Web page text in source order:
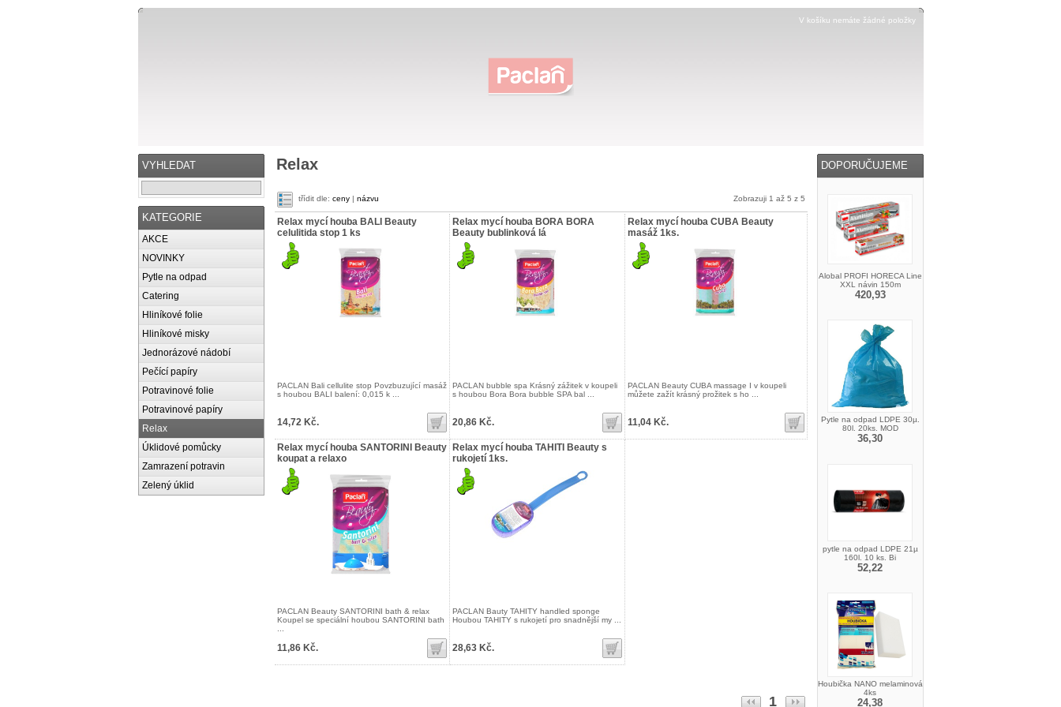
V košíku nemáte žádné položky
VYHLEDAT
KATEGORIE
AKCE
NOVINKY
Pytle na odpad
Catering
Hliníkové folie
Hliníkové misky
Jednorázové nádobí
Pečící papíry
Potravinové folie
Potravinové papíry
Relax
Úklidové pomůcky
Zamrazení potravin
Zelený úklid
Relax
třídit dle: ceny| názvu Zobrazuji 1 až 5 z 5
Relax mycí houba BALI Beauty
celulitida stop 1 ks
PACLAN Bali cellulite stop Povzbuzující masáž
s houbou BALI balení: 0,015 k ...
14,72 Kč.
Relax mycí houba BORA BORA
Beauty bublinková lá
PACLAN bubble spa Krásný zážitek v koupeli
s houbou Bora Bora bubble SPA bal ...
20,86 Kč.
Relax mycí houba CUBA Beauty
masáž 1ks.
PACLAN Beauty CUBA massage I v koupeli
můžete zažít krásný prožitek s ho ...
11,04 Kč.
Relax mycí houba SANTORINI Beauty
koupat a relaxo
PACLAN Beauty SANTORINI bath & relax
Koupel se speciální houbou SANTORINI bath
11,86 Kč.
Relax mycí houba TAHITI Beauty s
rukojetí 1ks.
PACLAN Bauty TAHITY handled sponge
Houbou TAHITY s rukojetí pro snadnější my ...
28,63 Kč.
1
DOPORUČUJEME
Alobal PROFI HORECA Line
XXL návin 150m
420,93
Pytle na odpad LDPE 30µ.
80l. 20ks. MOD
36,30
pytle na odpad LDPE 21µ
160l. 10 ks. Bi
52,22
Houbička NANO melaminová
4ks
24,38